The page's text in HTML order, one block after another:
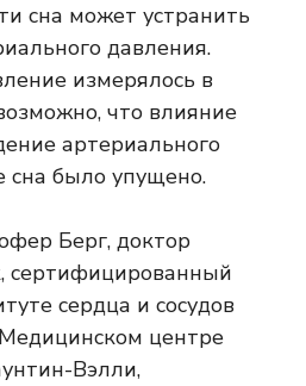
сна может устранить
давления.
измерялось в
что влияние
артериального
сна было упущено.
Берг, доктор
сертифицированный
сердца и сосудов
центре
Вэлли,